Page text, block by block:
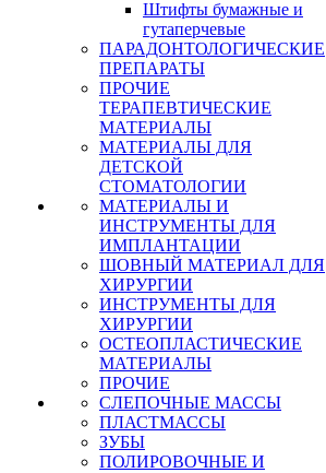
Штифты бумажные и
гутаперчевые
ПАРАДОНТОЛОГИЧЕСКИЕ
ПРЕПАРАТЫ
ПРОЧИЕ
ТЕРАПЕВТИЧЕСКИЕ
МАТЕРИАЛЫ
МАТЕРИАЛЫ ДЛЯ
ДЕТСКОЙ
СТОМАТОЛОГИИ
МАТЕРИАЛЫ И
ИНСТРУМЕНТЫ ДЛЯ
ИМПЛАНТАЦИИ
ШОВНЫЙ МАТЕРИАЛ ДЛЯ
ХИРУРГИИ
ИНСТРУМЕНТЫ ДЛЯ
ХИРУРГИИ
ОСТЕОПЛАСТИЧЕСКИЕ
МАТЕРИАЛЫ
ПРОЧИЕ
СЛЕПОЧНЫЕ МАССЫ
ПЛАСТМАССЫ
ЗУБЫ
ПОЛИРОВОЧНЫЕ И